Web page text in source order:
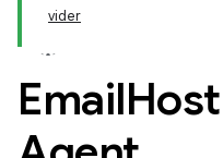
vider
EmailHost